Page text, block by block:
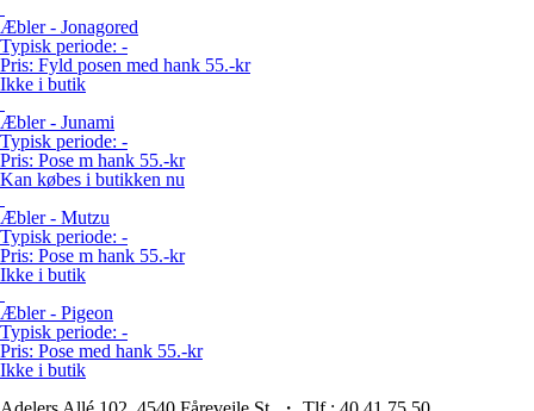
Æbler - Jonagored
Typisk periode: -
Pris: Fyld posen med hank 55.-kr
Ikke i butik
Æbler - Junami
Typisk periode: -
Pris: Pose m hank 55.-kr
Kan købes i butikken nu
Æbler - Mutzu
Typisk periode: -
Pris: Pose m hank 55.-kr
Ikke i butik
Æbler - Pigeon
Typisk periode: -
Pris: Pose med hank 55.-kr
Ikke i butik